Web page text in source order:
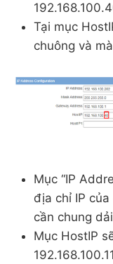
Tại mục
chuông và
Mục “IP
địa chỉ IP
cần chung
Mục HostIP